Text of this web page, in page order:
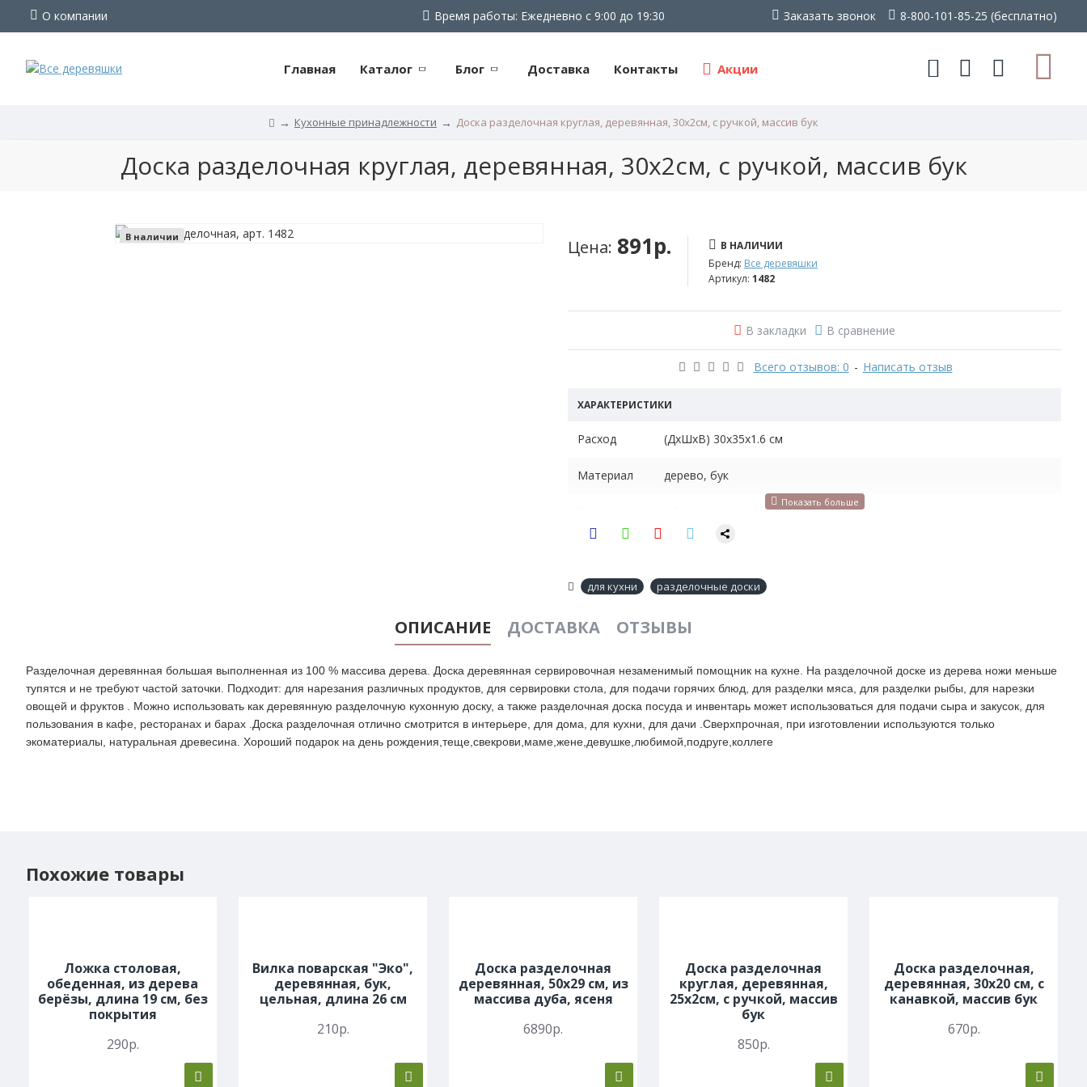
О компании Время работы: Ежедневно с 9:00 до 19:30 Заказать звонок 8-800-101-85-25 (бесплатно)
Главная Каталог Блог Доставка Контакты Акции
Кухонные принадлежности Доска разделочная круглая, деревянная, 30х2см, с ручкой, массив бук
разделочная
круглая,
деревянная,
Доска разделочная круглая, деревянная, 30х2см, с ручкой, массив бук
В наличии
Всего отзывов: 0 - Написать отзыв
Цена: 891р.
В НАЛИЧИИ
Бренд: Все деревяшки
Артикул: 1482
В закладки В сравнение
ХАРАКТЕРИСТИКИ
Расход (ДхШхВ) 30х35х1.6 см
Материал дерево, бук
Изделие нужно обязательно мыть вручную в тёплой воде сразу
мазью. Это создаст защиту от влаги.
для кухни разделочные доски
ОПИСАНИЕ ДОСТАВКА ОТЗЫВЫ
Разделочная деревянная большая выполненная из 100 % массива дерева. Доска деревянная сервировочная незаменимый помощник на кухне. На разделочной доске из дерева ножи меньше
тупятся и не требуют частой заточки. Подходит: для нарезания различных продуктов, для сервировки стола, для подачи горячих блюд, для разделки мяса, для разделки рыбы, для нарезки
овощей и фруктов . Можно использовать как деревянную разделочную кухонную доску, а также разделочная доска посуда и инвентарь может использоваться для подачи сыра и закусок, для
пользования в кафе, ресторанах и барах .Доска разделочная отлично смотрится в интерьере, для дома, для кухни, для дачи .Сверхпрочная, при изготовлении используются только
экоматериалы, натуральная древесина. Хороший подарок на день рождения,теще,свекрови,маме,жене,девушке,любимой,подруге,коллеге
Похожие товары
Ложка столовая,
обеденная, из дерева
берёзы, длина 19 см, без
покрытия
290р.
Вилка поварская "Эко",
деревянная, бук,
цельная, длина 26 см
210р.
Доска разделочная
деревянная, 50х29 см, из
массива дуба, ясеня
6890р.
Доска разделочная
круглая, деревянная,
25х2см, с ручкой, массив
бук
850р.
Доска разделочная,
деревянная, 30х20 см, с
канавкой, массив бук
670р.